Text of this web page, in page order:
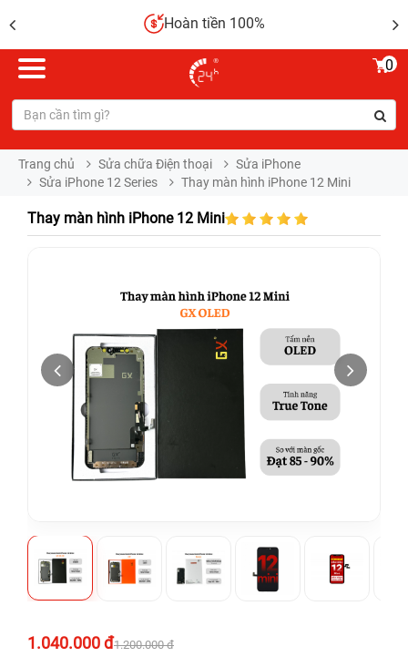
Hoàn tiền 100%
0
Trang chủ Sửa chữa Điện thoại
Sửa iPhone
Sửa iPhone 12 Series
Thay màn hình iPhone 12 Mini
Thay màn hình iPhone 12 Mini
1.040.000 đ1.200.000 đ